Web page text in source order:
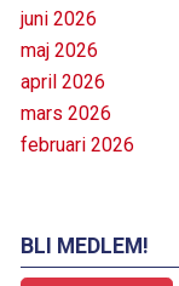
juni 2026
maj 2026
april 2026
mars 2026
februari 2026
BLI MEDLEM!